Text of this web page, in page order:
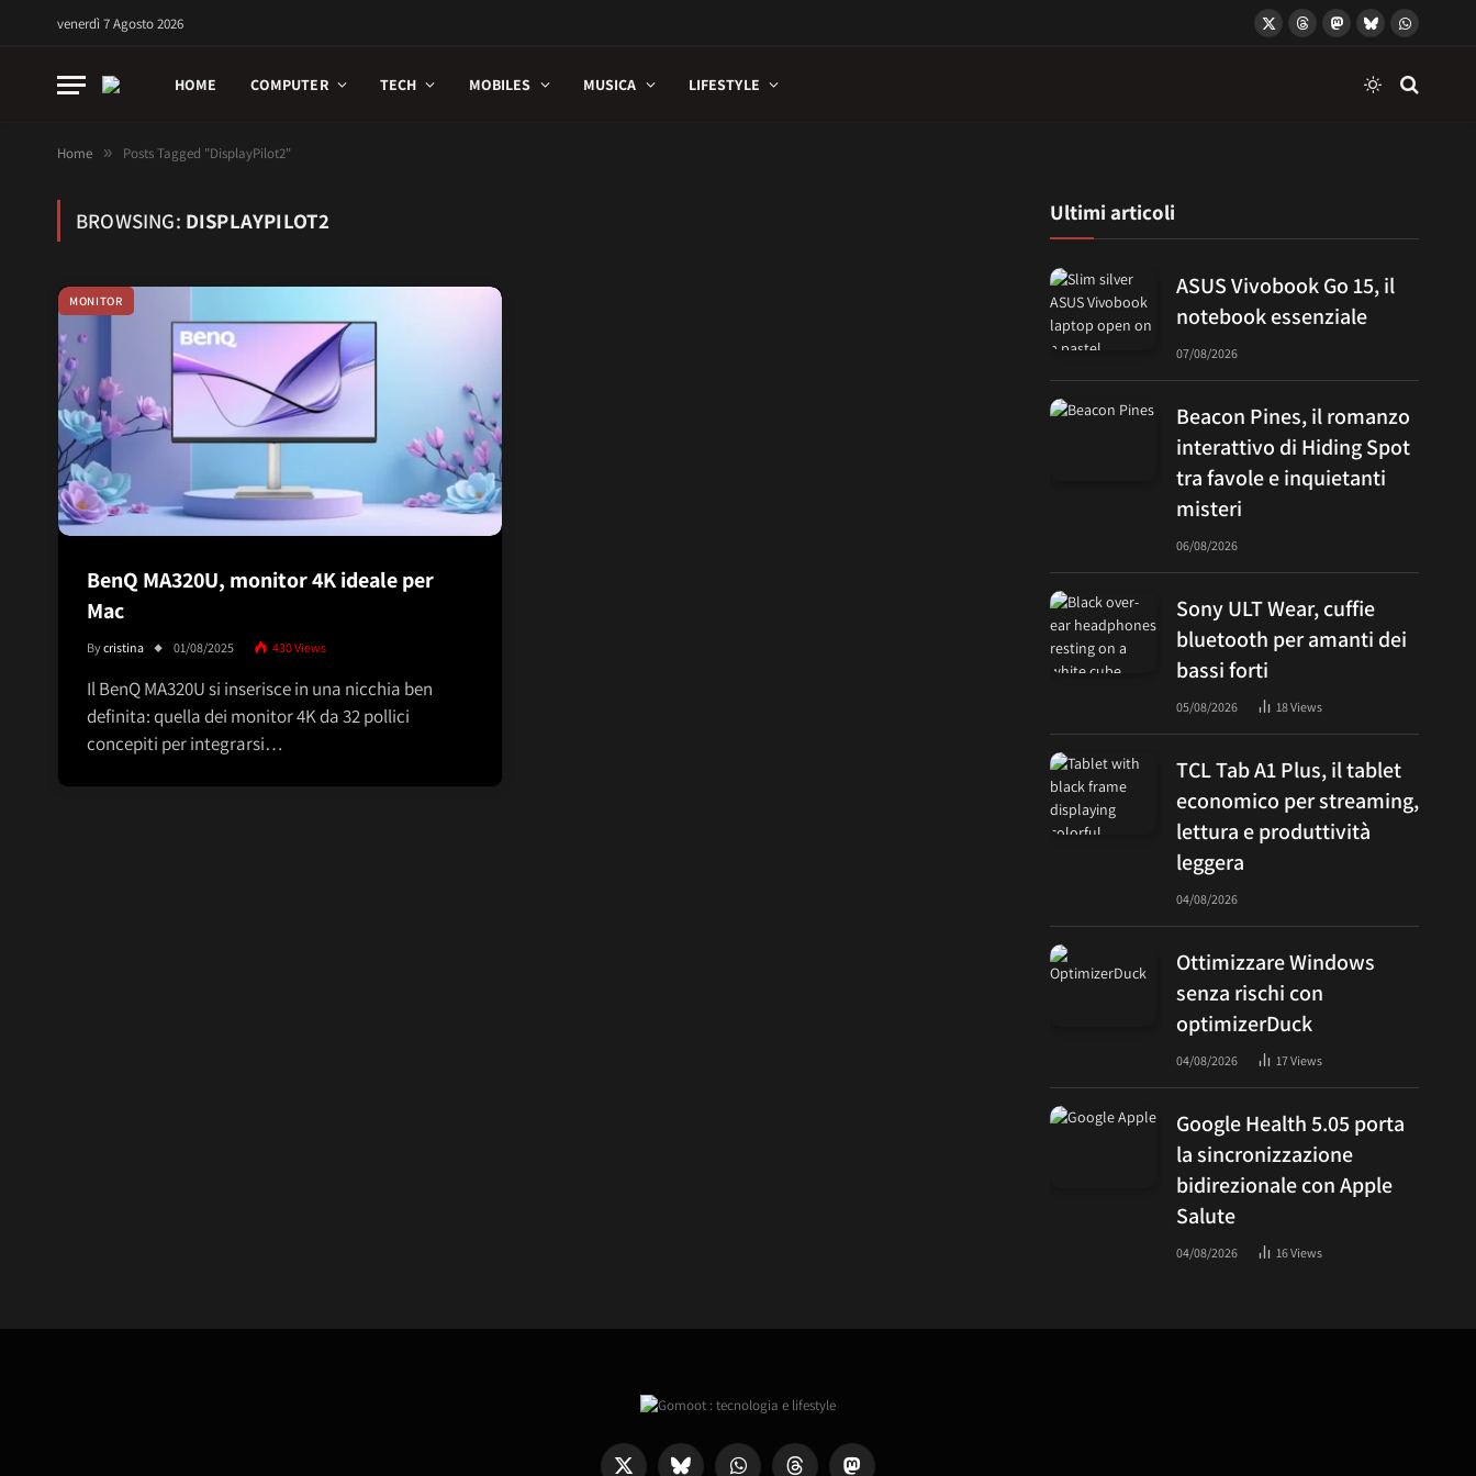
venerdì 7 Agosto 2026
X
ThreadsMastodon
BlueskyWhatsApp
HOME COMPUTER TECH MOBILES MUSICA LIFESTYLE
Home » Posts Tagged "DisplayPilot2"
BROWSING: DISPLAYPILOT2
MONITOR
BenQ MA320U, monitor 4K ideale per
Mac
Bycristina 01/08/2025 430Views
Il BenQ MA320U si inserisce in una nicchia ben
definita: quella dei monitor 4K da 32 pollici
concepiti per integrarsi…
Ultimi articoli
ASUS Vivobook Go 15, il
notebook essenziale
07/08/2026
Beacon Pines, il romanzo
interattivo di Hiding Spot
tra favole e inquietanti
misteri
06/08/2026
Sony ULT Wear, cuffie
bluetooth per amanti dei
bassi forti
05/08/2026 18Views
TCL Tab A1 Plus, il tablet
economico per streaming,
lettura e produttività
leggera
04/08/2026
Ottimizzare Windows
senza rischi con
optimizerDuck
04/08/2026 17Views
Google Health 5.05 porta
la sincronizzazione
bidirezionale con Apple
Salute
04/08/2026 16Views